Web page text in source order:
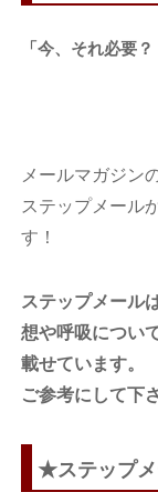
「今、それ必要
メールマガジン
ステップメール
す！
ステップメール
想や呼吸につい
載せています。
ご参考にして下
★ステップ